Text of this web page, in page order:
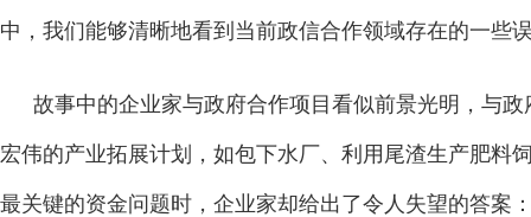
中，我们能够清晰地看到当前政信合作领域存在的一些
故事中的企业家与政府合作项目看似前景光明，与
宏伟的产业拓展计划，如包下水厂、利用尾渣生产肥料
最关键的资金问题时，企业家却给出了令人失望的答案